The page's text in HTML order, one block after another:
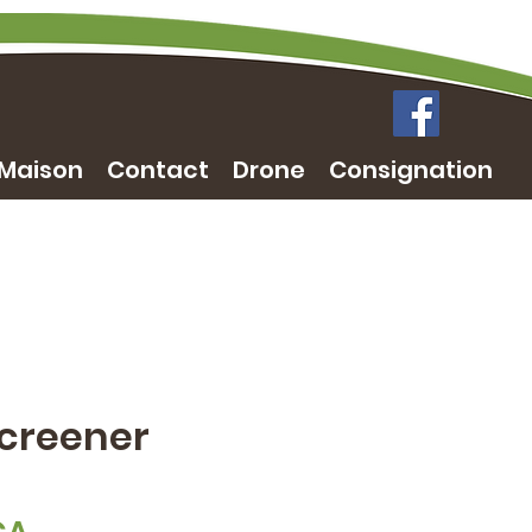
Contact Drone Consignation